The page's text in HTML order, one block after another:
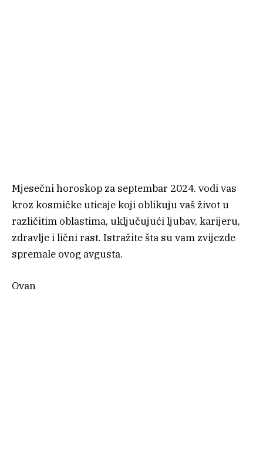
Mjesečni horoskop za septembar 2024. vodi vas
kroz kosmičke uticaje koji oblikuju vaš život u
različitim oblastima, uključujući ljubav, karijeru,
zdravlje i lični rast. Istražite šta su vam zvijezde
spremale ovog avgusta.
Ovan